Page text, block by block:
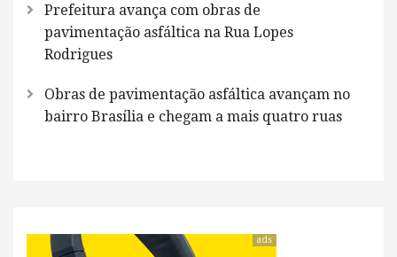
Prefeitura avança com obras de
pavimentação asfáltica na Rua Lopes
Rodrigues
Obras de pavimentação asfáltica avançam no
bairro Brasília e chegam a mais quatro ruas
ads